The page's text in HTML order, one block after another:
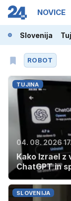
NOVICE
Slovenija
ROBOT
TUJINA
04. 08. 2026
Kako Izrael z
ChatGPT in
SLOVENIJA